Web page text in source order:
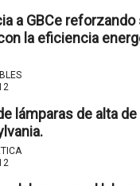
a GBCe
la eficiencia
lámparas de alta